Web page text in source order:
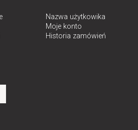
Nazwa użytkowika
Moje konto
Historia zamówień